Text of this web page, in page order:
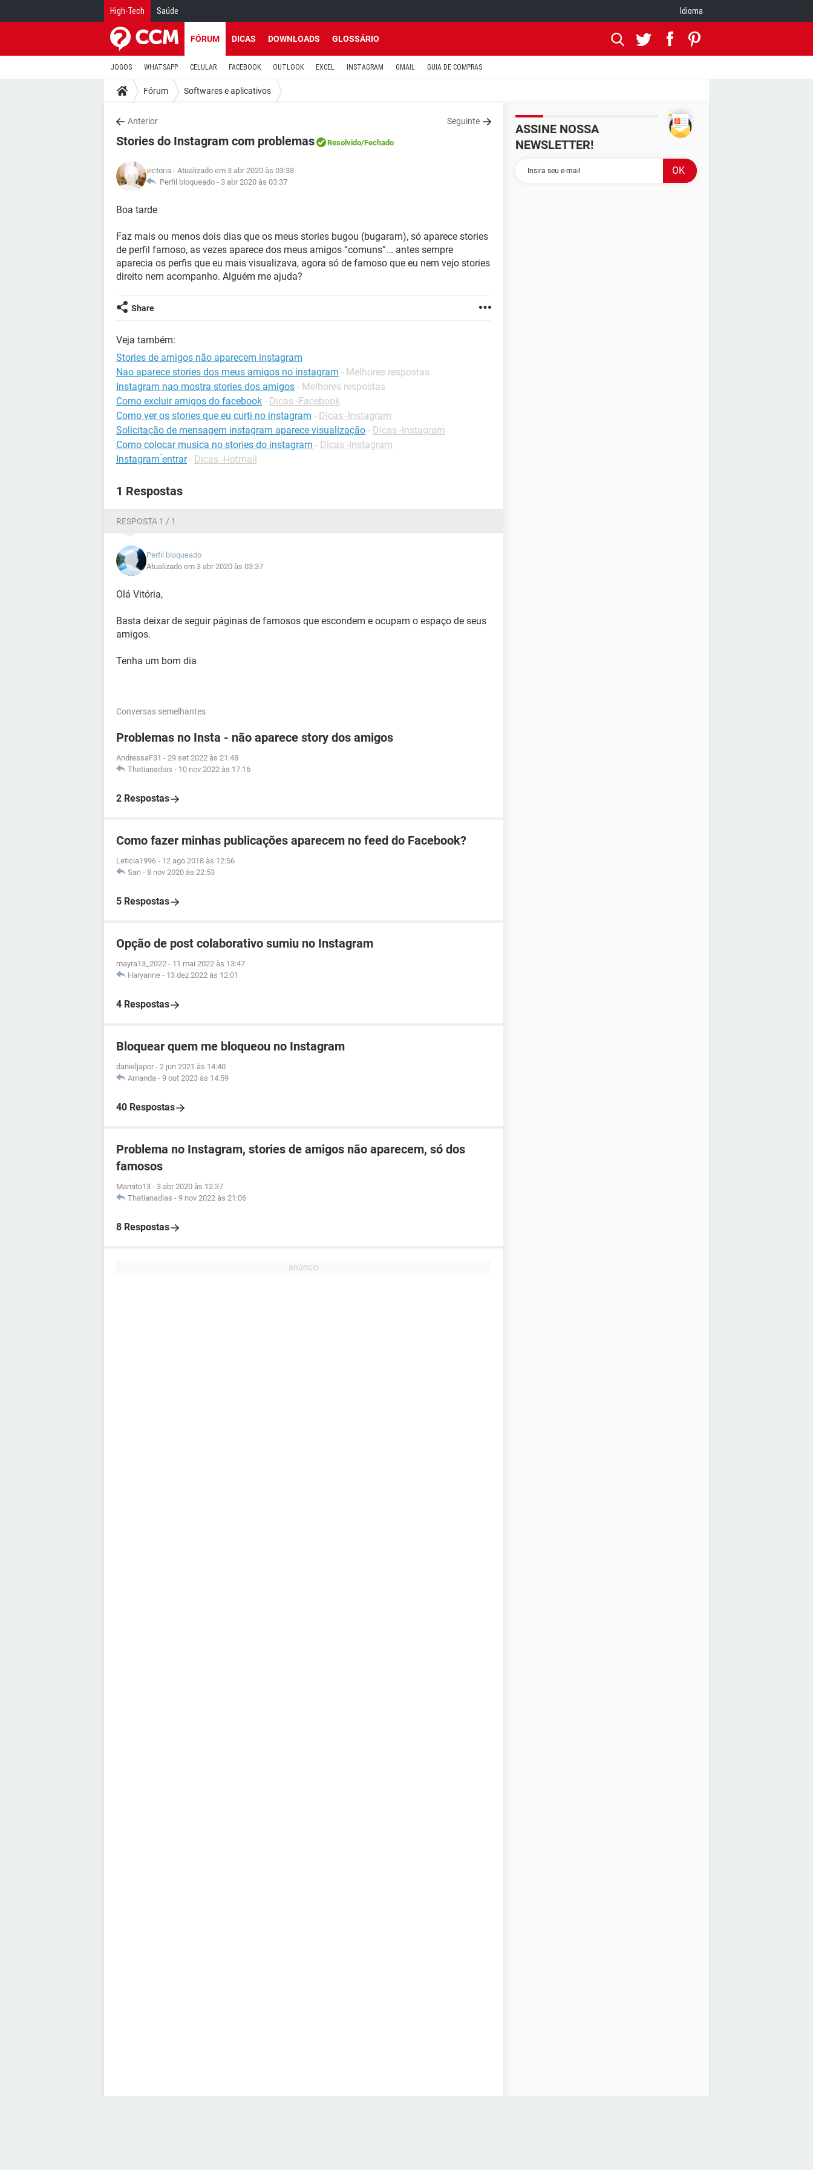
High-Tech Saúde Idioma
FÓRUM DICAS DOWNLOADS GLOSSÁRIO
JOGOS WHATSAPP CELULAR FACEBOOK OUTLOOK EXCEL INSTAGRAM GMAIL GUIA DE COMPRAS
Fórum Softwares e aplicativos
Anterior Seguinte
Stories do Instagram com problemas Resolvido/Fechado
victoria - Atualizado em 3 abr 2020 às 03:38
Perfil bloqueado - 3 abr 2020 às 03:37
Boa tarde
Faz mais ou menos dois dias que os meus stories bugou (bugaram), só aparece stories
de perfil famoso, as vezes aparece dos meus amigos “comuns”... antes sempre
aparecia os perfis que eu mais visualizava, agora só de famoso que eu nem vejo stories
direito nem acompanho. Alguém me ajuda?
Share
Veja também:
Stories de amigos não aparecem instagram
Nao aparece stories dos meus amigos no instagram - Melhores respostas
Instagram nao mostra stories dos amigos - Melhores respostas
Como excluir amigos do facebook - Dicas -Facebook
Como ver os stories que eu curti no instagram - Dicas -Instagram
Solicitação de mensagem instagram aparece visualização - Dicas -Instagram
Como colocar musica no stories do instagram - Dicas -Instagram
Instagram ́entrar - Dicas -Hotmail
1 Respostas
RESPOSTA 1 / 1
Perfil bloqueado
Atualizado em 3 abr 2020 às 03:37
Olá Vitória,
Basta deixar de seguir páginas de famosos que escondem e ocupam o espaço de seus
amigos.
Tenha um bom dia
Conversas semelhantes
Problemas no Insta - não aparece story dos amigos
AndressaF31 - 29 set 2022 às 21:48
Thatianadias - 10 nov 2022 às 17:16
2 Respostas
Como fazer minhas publicações aparecem no feed do Facebook?
Leticia1996 - 12 ago 2018 às 12:56
San - 8 nov 2020 às 22:53
5 Respostas
Opção de post colaborativo sumiu no Instagram
mayra13_2022 - 11 mai 2022 às 13:47
Haryanne - 13 dez 2022 às 12:01
4 Respostas
Bloquear quem me bloqueou no Instagram
danieljapor - 2 jun 2021 às 14:40
Amanda - 9 out 2023 às 14:59
40 Respostas
Problema no Instagram, stories de amigos não aparecem, só dos
famosos
Mamito13 - 3 abr 2020 às 12:37
Thatianadias - 9 nov 2022 às 21:06
8 Respostas
ASSINE NOSSA
NEWSLETTER!